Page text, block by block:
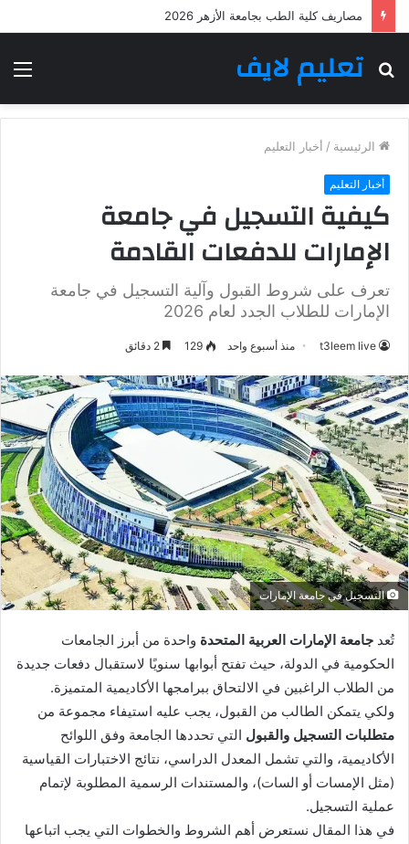
مصاريف كلية الطب بجامعة الأزهر 2026
تعليم لايف
بحث
الرئيسية / أخبار التعليم
أخبار التعليم
كيفية التسجيل في جامعة
الإمارات للدفعات القادمة
تعرف على شروط القبول وآلية التسجيل في جامعة
الإمارات للطلاب الجدد لعام 2026
t3leem live منذ أسبوع واحد 129
التسجيل في جامعة الإمارات
تُعد جامعة الإمارات العربية المتحدة واحدة من أبرز الجامعات
الحكومية في الدولة، حيث تفتح أبوابها سنويًا لاستقبال دفعات جديدة
من الطلاب الراغبين في الالتحاق ببرامجها الأكاديمية المتميزة.
ولكي يتمكن الطالب من القبول، يجب عليه استيفاء مجموعة من
متطلبات التسجيل والقبول التي تحددها الجامعة وفق اللوائح
الأكاديمية، والتي تشمل المعدل الدراسي، نتائج الاختبارات القياسية
(مثل الإمسات أو السات)، والمستندات الرسمية المطلوبة لإتمام
عملية التسجيل.
في هذا المقال نستعرض أهم الشروط والخطوات التي يجب اتباعها